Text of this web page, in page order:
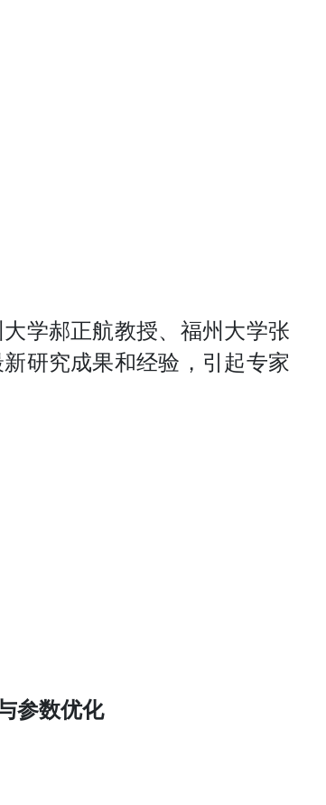
学郝正航教授、福州大学张
研究成果和经验，引起专家
参数优化